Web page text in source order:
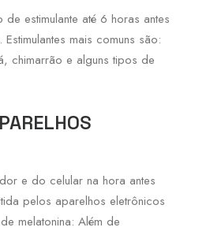
estimulante até 6 horas antes
mais comuns são:
chimarrão e alguns tipos de
e do celular na hora antes
pelos aparelhos eletrônicos
melatonina: Além de